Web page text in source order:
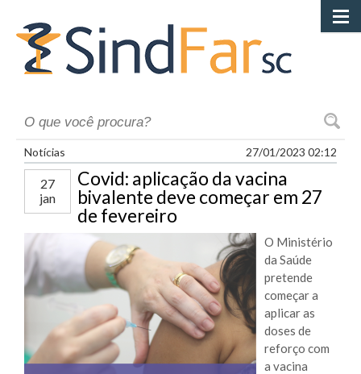
Filie-
Notícias 27/01/2023 02:12
27
jan
Covid: aplicação da vacina
bivalente deve começar em 27
de fevereiro
O Ministério
da Saúde
pretende
começar a
aplicar as
doses de
reforço com
a vacina